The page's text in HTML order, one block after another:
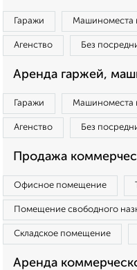
Гаражи Машиноместа
Агенство Без
Аренда гаржей,
Гаражи Машиноместа
Агенство Без
Продажа
Офисное помещение
Помещение свободного
Складское помещение
Аренда